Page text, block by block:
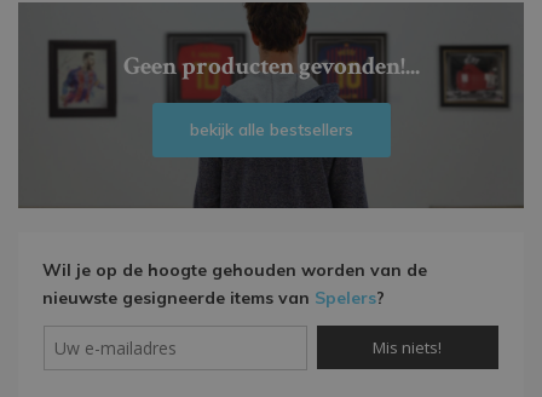
Geen producten gevonden!...
bekijk alle bestsellers
Wil je op de hoogte gehouden worden van de
nieuwste gesigneerde items van Spelers?